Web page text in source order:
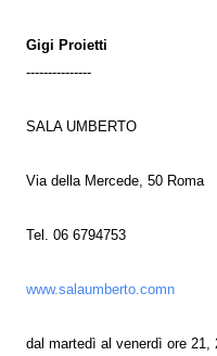
Gigi Proietti
---------------
SALA UMBERTO
Via della Mercede, 50 Roma
Tel. 06 6794753
www.salaumberto.comn
dal martedì al venerdì ore 21,